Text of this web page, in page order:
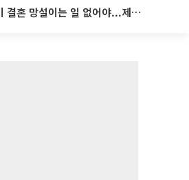
李대통령 “청년이 결혼 망설이는 일 없어야...제도상 불이익 조사”